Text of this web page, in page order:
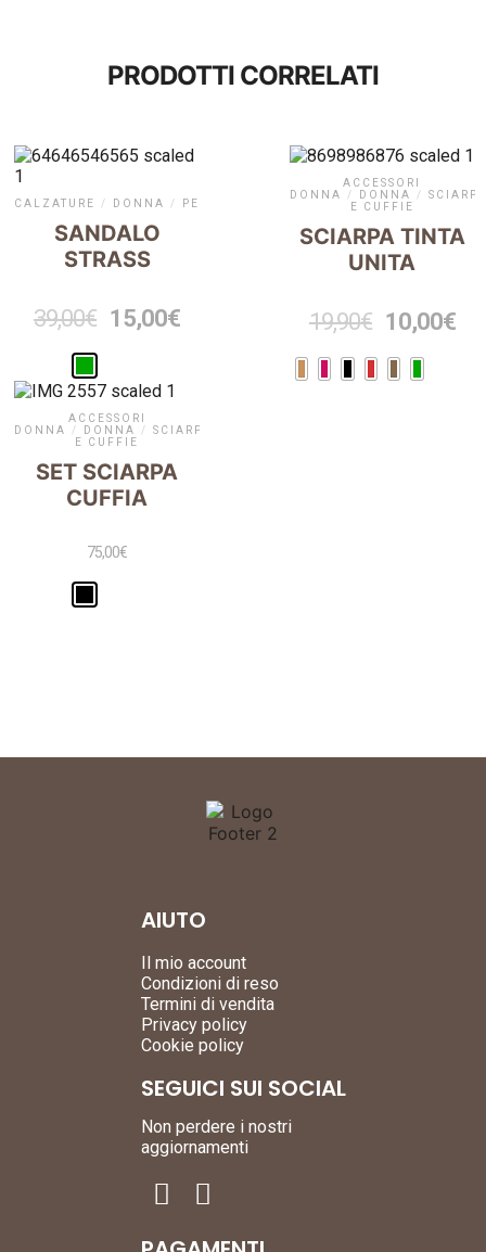
PRODOTTI CORRELATI
CALZATURE / DONNA / PELLETTERIA
SANDALO
STRASS
39,00€ 15,00€
ACCESSORI
DONNA
/ DONNA /
SCIARPE
E CUFFIE
SCIARPA TINTA
UNITA
19,90€ 10,00€
ACCESSORI
DONNA
/ DONNA /
SCIARPE
E CUFFIE
SET SCIARPA
CUFFIA
75,00€
SEGUICI SUI SOCIAL
Non perdere i nostri
aggiornamenti
AIUTO
Il mio account
Condizioni di reso
Termini di vendita
Privacy policy
Cookie policy